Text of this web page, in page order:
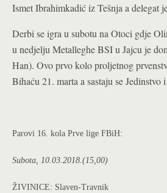
Ismet Ibrahimkadić iz Tešnja a delegat
Derbi se igra u subotu na Otoci gdje
u nedjelju Metalleghe BSI u Jajcu je
Han). Ovo prvo kolo proljetnog
Bihaću 21. marta a sastaju se Jedinstvo
Parovi 16. kola Prve lige FBiH:
Subota, 10.03.2018.(15,00)
ŽIVINICE: Slaven-Travnik